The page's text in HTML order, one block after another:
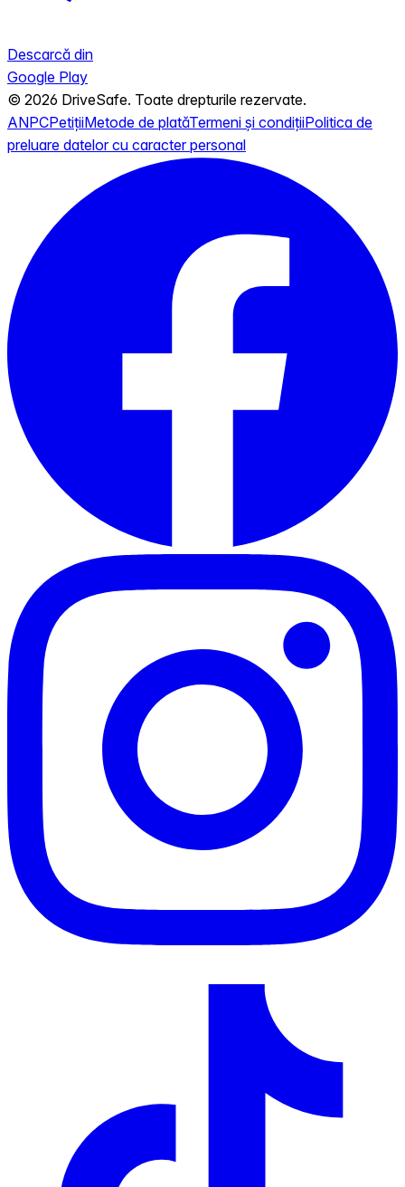
Descarcă din
Google Play
© 2026 DriveSafe. Toate drepturile rezervate.
ANPCPetițiiMetode de platăTermeni și condițiiPolitica de
preluare datelor cu caracter personal